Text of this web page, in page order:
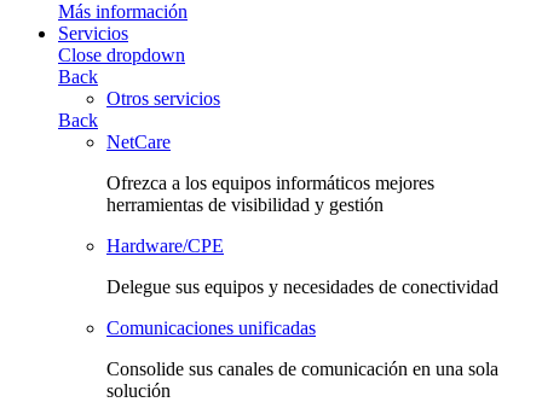
Más información
Servicios
Close dropdown
Back
Otros servicios
Back
NetCare
Ofrezca a los equipos informáticos mejores
herramientas de visibilidad y gestión
Hardware/CPE
Delegue sus equipos y necesidades de conectividad
Comunicaciones unificadas
Consolide sus canales de comunicación en una sola
solución